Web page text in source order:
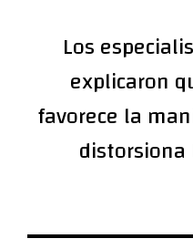
Los
explicaron
favorece la
distorsiona